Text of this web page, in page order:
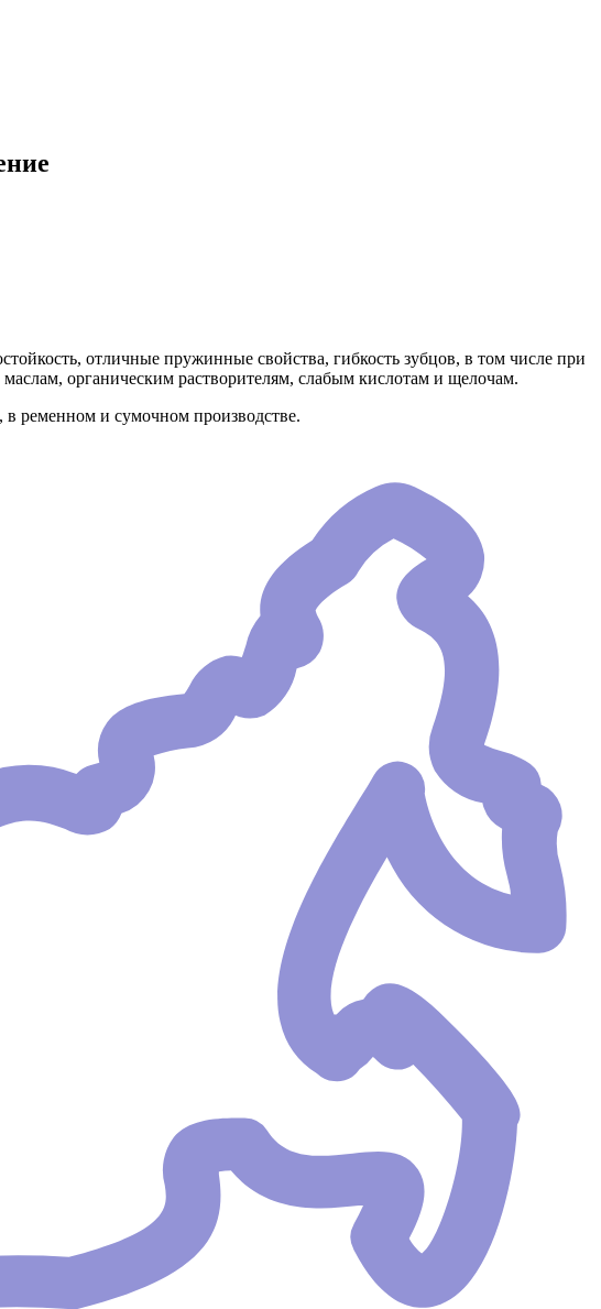
отличные пружинные свойства, гибкость зубцов, в том числе при
органическим растворителям, слабым кислотам и щелочам.
в ременном и сумочном производстве.